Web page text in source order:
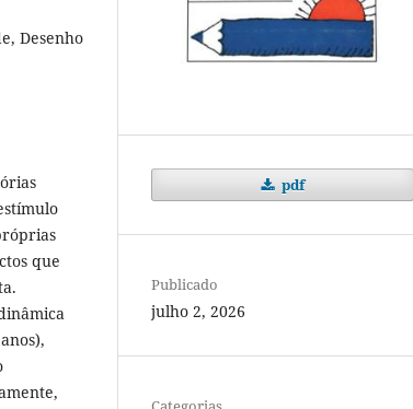
Desenho
que
pdf
Publicado
julho 2, 2026